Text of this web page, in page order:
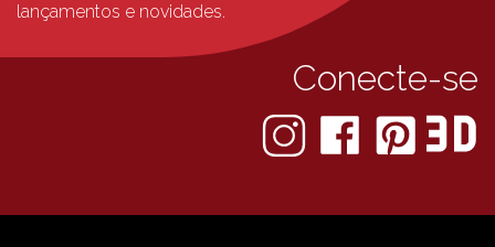
lançamentos e novidades.
Conecte-se